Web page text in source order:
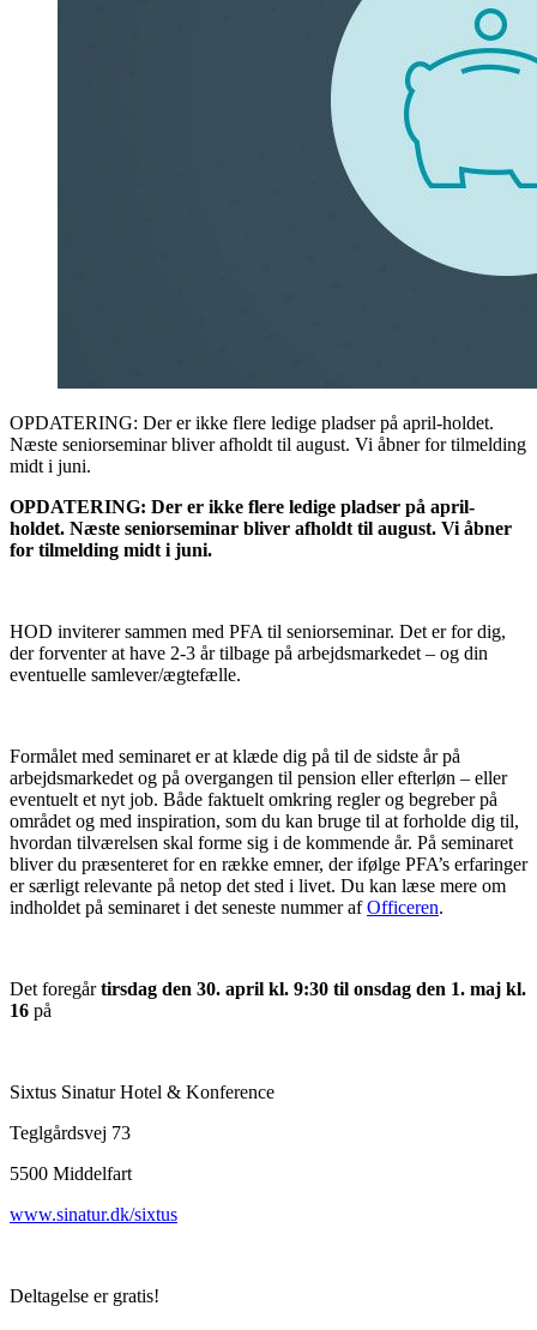
OPDATERING: Der er ikke flere ledige pladser på april-holdet.
Næste seniorseminar bliver afholdt til august. Vi åbner for tilmelding
midt i juni.
OPDATERING: Der er ikke flere ledige pladser på april-
holdet. Næste seniorseminar bliver afholdt til august. Vi åbner
for tilmelding midt i juni.
HOD inviterer sammen med PFA til seniorseminar. Det er for dig,
der forventer at have 2-3 år tilbage på arbejdsmarkedet – og din
eventuelle samlever/ægtefælle.
Formålet med seminaret er at klæde dig på til de sidste år på
arbejdsmarkedet og på overgangen til pension eller efterløn – eller
eventuelt et nyt job. Både faktuelt omkring regler og begreber på
området og med inspiration, som du kan bruge til at forholde dig til,
hvordan tilværelsen skal forme sig i de kommende år. På seminaret
bliver du præsenteret for en række emner, der ifølge PFA’s erfaringer
er særligt relevante på netop det sted i livet. Du kan læse mere om
indholdet på seminaret i det seneste nummer afOfficeren.
Det foregårtirsdag den 30. april kl. 9:30 til onsdag den 1. maj kl.
16 på
Sixtus Sinatur Hotel & Konference
Teglgårdsvej 73
5500 Middelfart
www.sinatur.dk/sixtus
Deltagelse er gratis!